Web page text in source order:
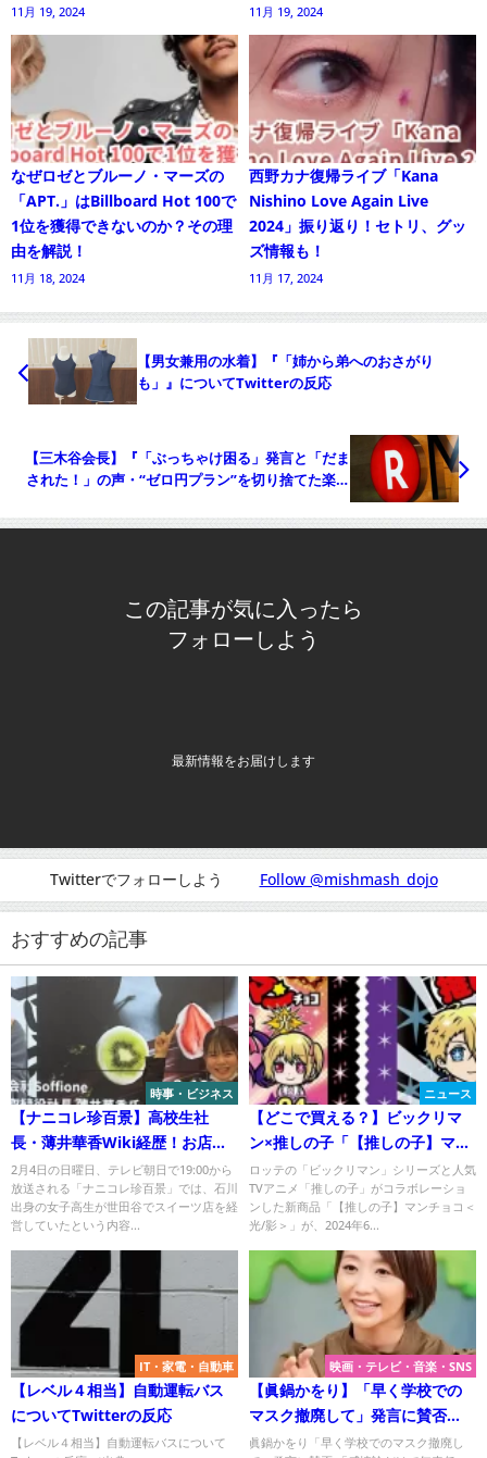
11月 19, 2024 11月 19, 2024
なぜロゼとブルーノ・マーズの
「APT.」はBillboard Hot 100で
1位を獲得できないのか？その理
由を解説！
11月 18, 2024
西野カナ復帰ライブ「Kana
Nishino Love Again Live
2024」振り返り！セトリ、グッ
ズ情報も！
11月 17, 2024
【男女兼用の水着】『「姉から弟へのおさがり
も」』についてTwitterの反応
【三木谷会長】『「ぶっちゃけ困る」発言と「だま
された！」の声・“ゼロ円プラン”を切り捨てた楽天
反応
この記事が気に入ったら
フォローしよう
最新情報をお届けします
Twitterでフォローしよう Follow @mishmash_dojo
おすすめの記事
時事・ビジネス
【ナニコレ珍百景】高校生社
長・薄井華香Wiki経歴！お店の
場所も紹介！
2月4日の日曜日、テレビ朝日で19:00から
放送される「ナニコレ珍百景」では、石川
出身の女子高生が世田谷でスイーツ店を経
営していたという内容...
ニュース
【どこで買える？】ビックリマ
ン×推しの子「【推しの子】マン
チョコ＜光/影＞」の販売場所ま
とめ！
ロッテの「ビックリマン」シリーズと人気
TVアニメ「推しの子」がコラボレーショ
ンした新商品「【推しの子】マンチョコ＜
光/影＞」が、2024年6...
IT・家電・自動車
【レベル４相当】自動運転バス
についてTwitterの反応
【レベル４相当】自動運転バスについて
映画・テレビ・音楽・SNS
【眞鍋かをり】「早く学校での
マスク撤廃して」発言に賛否
「感情論だけで無責任」の声
眞鍋かをり「早く学校でのマスク撤廃し